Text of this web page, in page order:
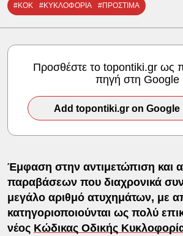
#ΚΟΚ #ΚΥΚΛΟΦΟΡΙΑ #ΠΡΟΣΤΙΜΑ
Προσθέστε το topontiki.gr ως
πηγή στη Google
Add topontiki.gr on Google
Έμφαση στην αντιμετώπιση και
παραβάσεων που διαχρονικά
μεγάλο αριθμό ατυχημάτων, με
κατηγοριοποιούνται ως πολύ
νέος Κώδικας Οδικής